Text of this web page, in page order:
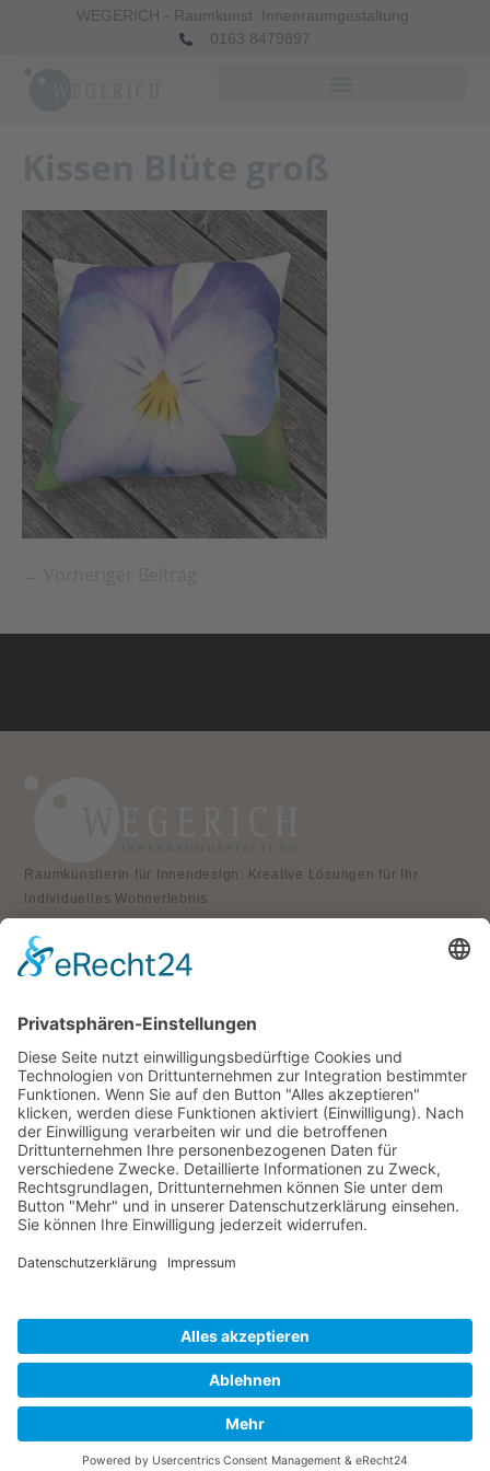
WEGERICH - Raumkunst. Innenraumgestaltung.
0163 8479897
Raumkünstlerin für Innendesign: Kreative Lösungen für Ihr
individuelles Wohnerlebnis
KONTAKT
Atelier für Innenraumgestaltung
Am Born 9
Telefon: 0163 8479897
RECHTLICHES
Impressum
Datenschutz
AGB
Widerrufsbelehrung
Montag - Freitag
Ateliertermine nach Vereinbarung
Copyright © 2024 Wegerich Innenraumgestaltung - all rights reserved I Made
with byDIE WEBAGENTUR
Alle Preise inkl. der gesetzlichen MwSt.